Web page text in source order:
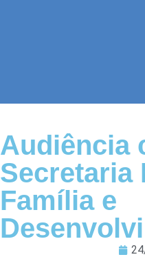
Audiência
Secretaria
Família e